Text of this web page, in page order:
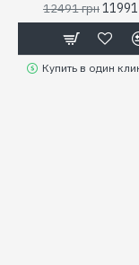
12491 грн11991
Купить в один